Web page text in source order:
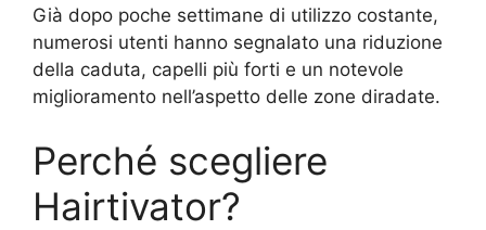
Già dopo poche settimane di utilizzo costante,
numerosi utenti hanno segnalato una riduzione
della caduta, capelli più forti e un notevole
miglioramento nell’aspetto delle zone diradate.
Perché scegliere
Hairtivator?